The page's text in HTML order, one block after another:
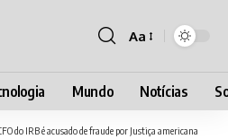
Font
Aa
Mundo Notícias
do IRB é acusado de fraude por Justiça americana